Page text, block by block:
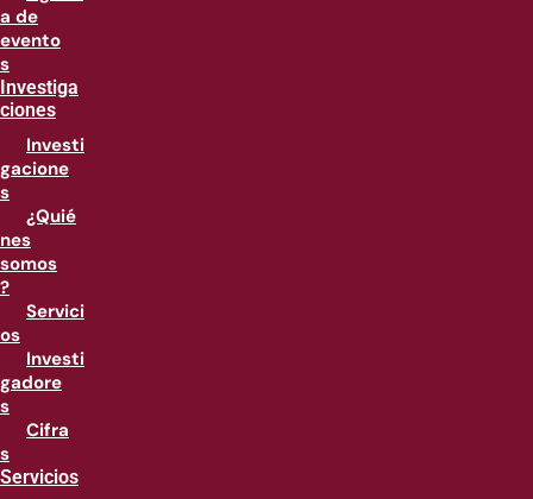
a de
evento
s
Investiga
ciones
Investi
gacione
s
¿Quié
nes
somos
?
Servici
os
Investi
gadore
s
Cifra
s
Servicios